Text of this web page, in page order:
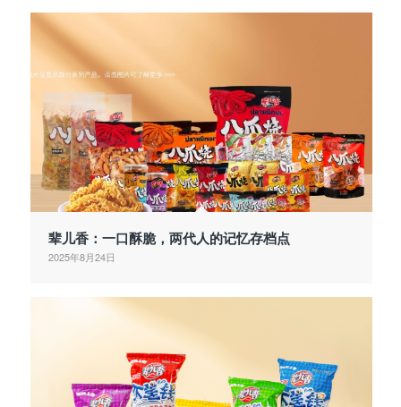
辈儿香：一口酥脆，两代人的记忆存档点
2025年8月24日